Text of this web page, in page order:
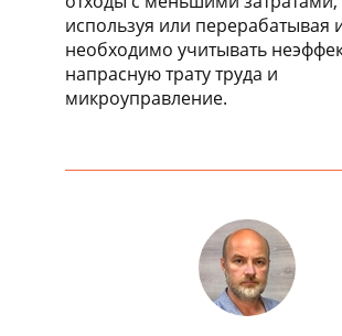
используя или перерабатывая
необходимо учитывать
напрасную трату труда и
микроуправление.